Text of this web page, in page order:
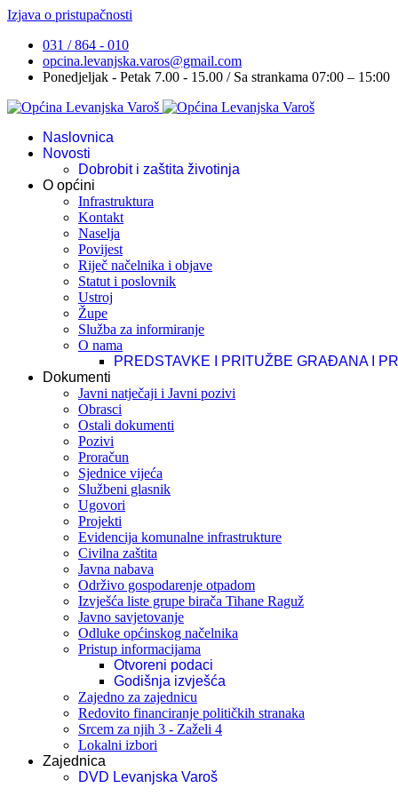
Izjava o pristupačnosti
031 / 864 - 010
opcina.levanjska.varos@gmail.com
Ponedjeljak - Petak 7.00 - 15.00 / Sa strankama 07:00 – 15:00
Naslovnica
Novosti
Dobrobit i zaštita životinja
O općini
Infrastruktura
Kontakt
Naselja
Povijest
Riječ načelnika i objave
Statut i poslovnik
Ustroj
Župe
Služba za informiranje
O nama
PREDSTAVKE I PRITUŽBE GRAĐANA I
Dokumenti
Javni natječaji i Javni pozivi
Obrasci
Ostali dokumenti
Pozivi
Proračun
Sjednice vijeća
Službeni glasnik
Ugovori
Projekti
Evidencija komunalne infrastrukture
Civilna zaštita
Javna nabava
Održivo gospodarenje otpadom
Izvješća liste grupe birača Tihane Raguž
Javno savjetovanje
Odluke općinskog načelnika
Pristup informacijama
Otvoreni podaci
Godišnja izvješća
Zajedno za zajednicu
Redovito financiranje političkih stranaka
Srcem za njih 3 - Zaželi 4
Lokalni izbori
Zajednica
DVD Levanjska Varoš